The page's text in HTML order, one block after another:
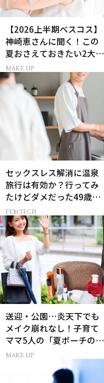
【2026上半期ベスコス】
神崎恵さんに聞く！この
夏おさえておきたい2大メ
イクトレンド
MAKE UP
セックスレス解消に温泉
旅行は有効か？行ってみ
たけどダメだった49歳妻
の「思わぬ収穫」
FEMTECH
送迎・公園…炎天下でも
メイク崩れなし！子育て
ママ5人の「夏ポーチの中
身」
MAKE UP